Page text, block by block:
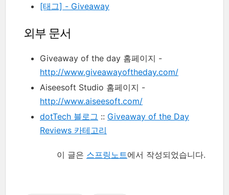
[태그] - Giveaway
외부 문서
Giveaway of the day 홈페이지 -
http://www.giveawayoftheday.com/
Aiseesoft Studio 홈페이지 -
http://www.aiseesoft.com/
dotTech 블로그 :: Giveaway of the Day
Reviews 카테고리
이 글은 스프링노트에서 작성되었습니다.